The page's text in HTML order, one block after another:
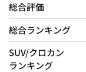
総合評価
総合ランキング
SUV/クロカン
ランキング